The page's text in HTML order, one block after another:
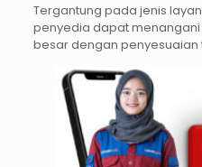
Tergantung pada jenis
penyedia dapat
besar dengan penyesuaian